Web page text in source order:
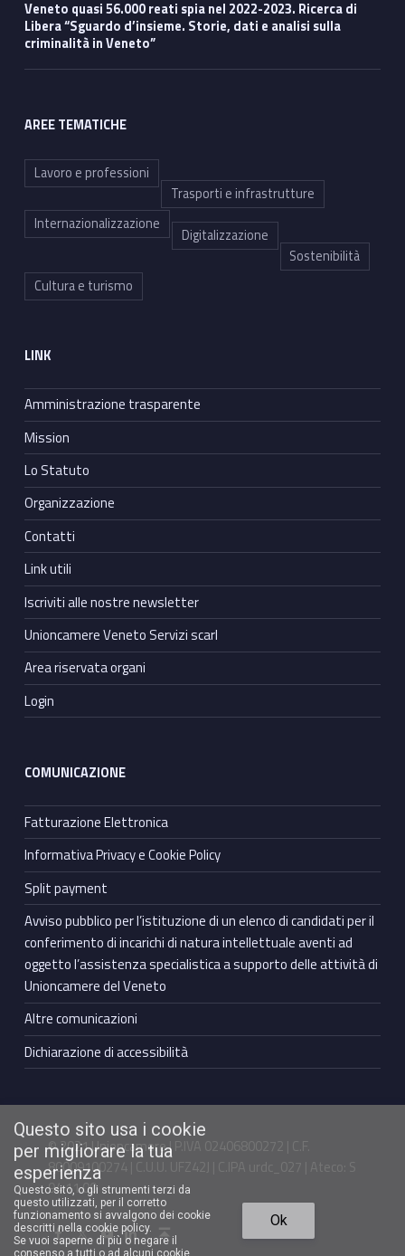
Veneto quasi 56.000 reati spia nel 2022-2023. Ricerca di
Libera “Sguardo d’insieme. Storie, dati e analisi sulla
criminalità in Veneto”
AREE TEMATICHE
Lavoro e professioni
Trasporti e infrastrutture
Internazionalizzazione
Digitalizzazione
Sostenibilità
Cultura e turismo
LINK
Amministrazione trasparente
Mission
Lo Statuto
Organizzazione
Contatti
Link utili
Iscriviti alle nostre newsletter
Unioncamere Veneto Servizi scarl
Area riservata organi
Login
COMUNICAZIONE
Fatturazione Elettronica
Informativa Privacy e Cookie Policy
Split payment
Avviso pubblico per l’istituzione di un elenco di candidati per il
conferimento di incarichi di natura intellettuale aventi ad
oggetto l’assistenza specialistica a supporto delle attività di
Unioncamere del Veneto
Altre comunicazioni
Dichiarazione di accessibilità
© 2021 Unioncamere | P.IVA 02406800272 | C.F.
80009100274 | C.U.U. UFZ42J | C.IPA urdc_027 | Ateco: S
94.11.00
Facebook Unioncamere VenetoTwitter Unioncamere VenetoYoutube Unioncamere VenetoLinkedin Unioncamere Veneto Torna in cima ↑
Questo sito usa i cookie
per migliorare la tua
esperienza
Questo sito, o gli strumenti terzi da
questo utilizzati, per il corretto
funzionamento si avvalgono dei cookie
descritti nella cookie policy.
Se vuoi saperne di più o negare il
consenso a tutti o ad alcuni cookie,
Ok